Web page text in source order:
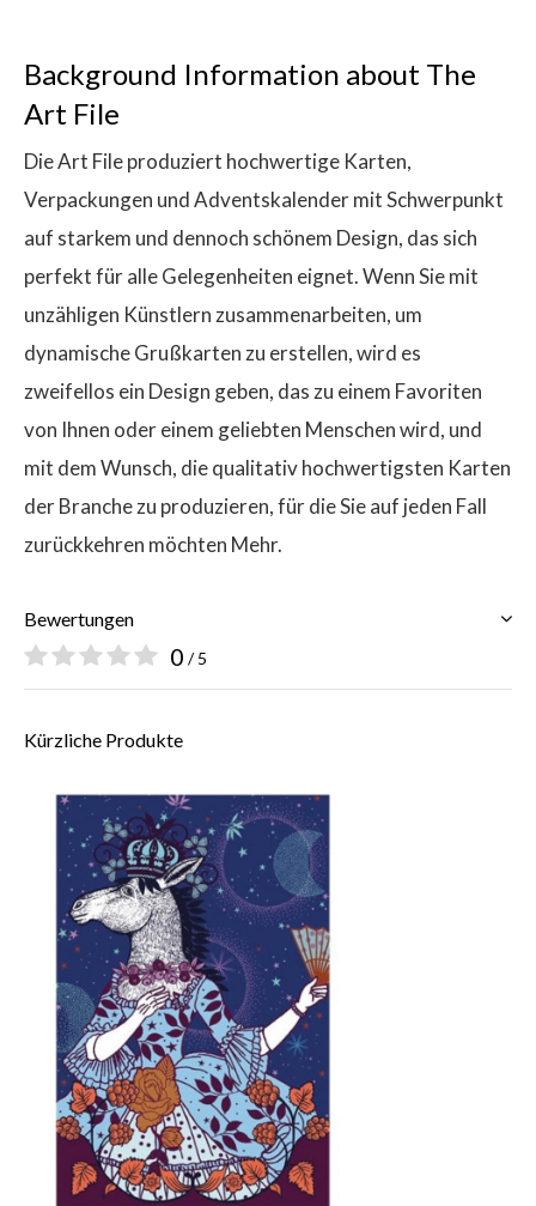
Background Information about The
Art File
Die Art File produziert hochwertige Karten,
Verpackungen und Adventskalender mit Schwerpunkt
auf starkem und dennoch schönem Design, das sich
perfekt für alle Gelegenheiten eignet. Wenn Sie mit
unzähligen Künstlern zusammenarbeiten, um
dynamische Grußkarten zu erstellen, wird es
zweifellos ein Design geben, das zu einem Favoriten
von Ihnen oder einem geliebten Menschen wird, und
mit dem Wunsch, die qualitativ hochwertigsten Karten
der Branche zu produzieren, für die Sie auf jeden Fall
zurückkehren möchten Mehr.
Bewertungen
0 / 5
Kürzliche Produkte